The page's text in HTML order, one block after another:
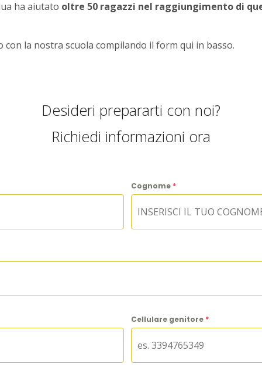
ha aiutato oltre 50 ragazzi nel raggiungimento di
la nostra scuola compilando il form qui in basso.
Desideri prepararti con noi?
Richiedi informazioni ora
Cognome *
Cellulare genitore *